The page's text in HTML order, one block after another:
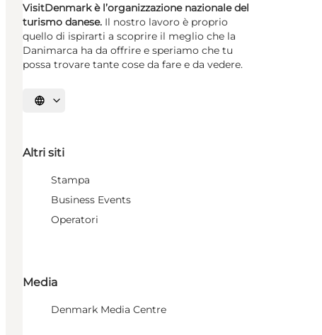
VisitDenmark è l’organizzazione nazionale del
turismo danese. Il nostro lavoro è proprio
quello di ispirarti a scoprire il meglio che la
Danimarca ha da offrire e speriamo che tu
possa trovare tante cose da fare e da vedere.
Seleziona la lingua
Altri siti
Stampa
Business Events
Operatori
Media
Denmark Media Centre